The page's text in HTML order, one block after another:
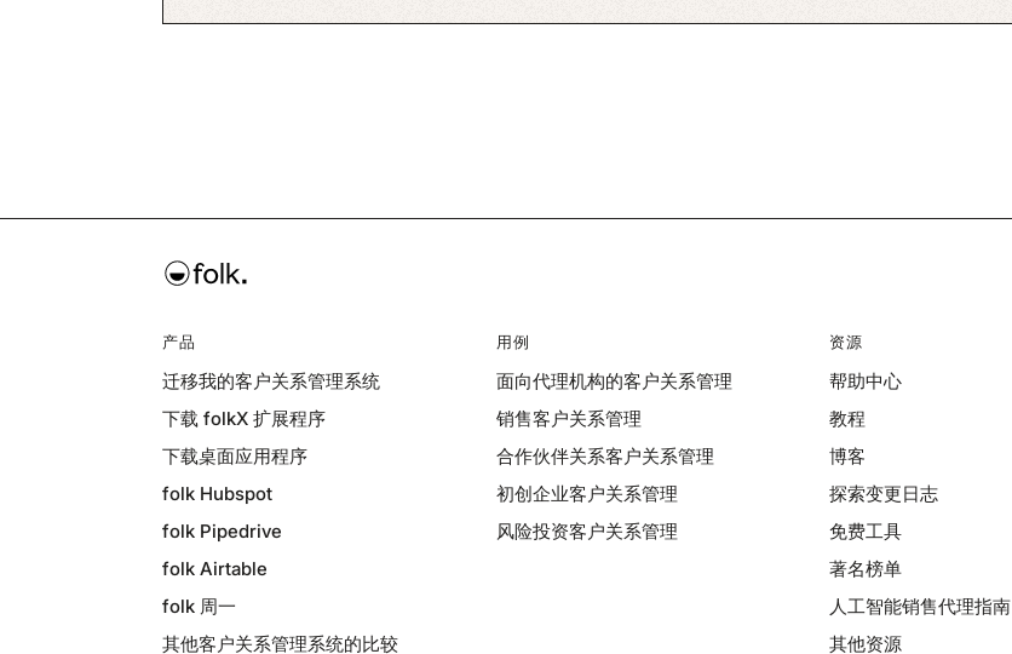
产品
迁移我的客户关系管理系统
下载 folkX 扩展程序
下载桌面应用程序
folk Hubspot
folk Pipedrive
folk Airtable
folk 周一
其他客户关系管理系统的比较
用例
面向代理机构的客户关系管理
销售客户关系管理
合作伙伴关系客户关系管理
初创企业客户关系管理
风险投资客户关系管理
资源
帮助中心
教程
博客
探索变更日志
免费工具
著名榜单
人工智能销售代理指南
其他资源